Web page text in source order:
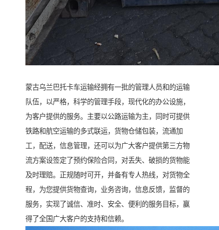
蒙古乌兰巴托卡车运输经拥有一批的管理人员和的运输
队伍，以严格，科学的管理手段，现代化的办公设施，
为客户提供的服务。主要以公路运输为主，同时可提供
铁路和航空运输的多式联运，货物仓储包装，流通加
工，配送，信息管理，还可以为广大客户提供第三方物
流方案设签定了预约保险合同，对丢失、破损的货物能
及时理赔。正规随时可开，并备有专人热线，对货物全
程，为您提供货物查询，业务咨询，信息反馈，监督的
服务，实现了诚信、准时、安全、便利的服务目标，赢
得了全国广大客户的支持和信赖。